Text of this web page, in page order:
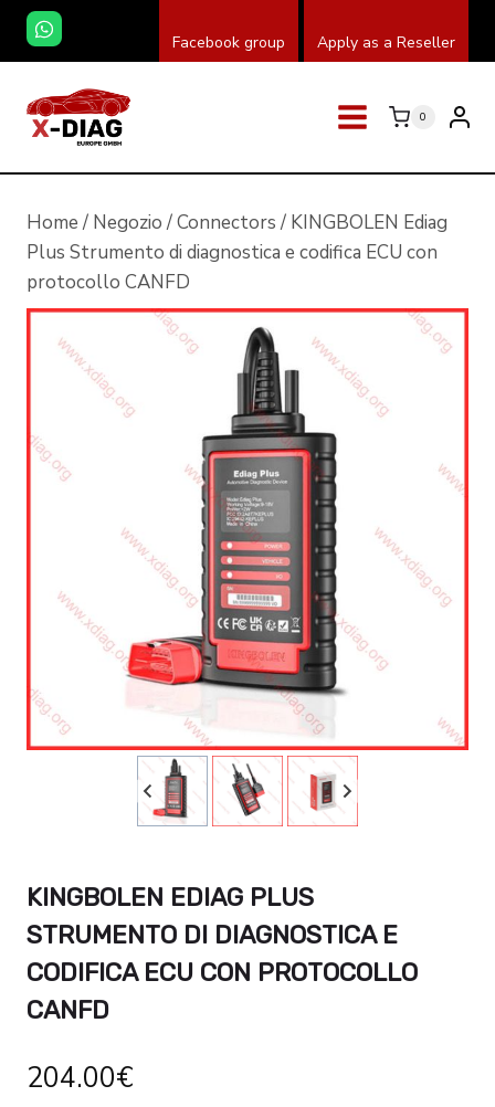
Salta
contenuto
Facebook group Apply as a Reseller
0
Home / Negozio /Connectors / KINGBOLEN Ediag
Plus Strumento di diagnostica e codifica ECU con
protocollo CANFD
KINGBOLEN EDIAG PLUS
STRUMENTO DI DIAGNOSTICA E
CODIFICA ECU CON PROTOCOLLO
CANFD
204.00€